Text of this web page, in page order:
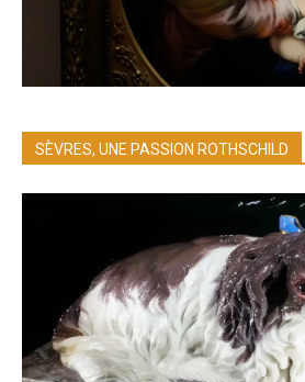
SÈVRES, UNE PASSION ROTHSCHILD